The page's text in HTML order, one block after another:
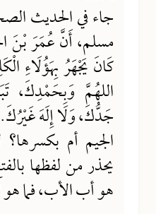
جاء في الحديث
مسلم، أَنَّ عُمَرَ بْنَ
كَانَ يَجْهَرُ بِهَؤُلَاءِ
اللهُمَّ وَبِحَمْدِكَ،
جَدُّكَ، وَلَا إِلَهَ
الجيم أم
يحذر من لفظها
هو أب الأب، فما